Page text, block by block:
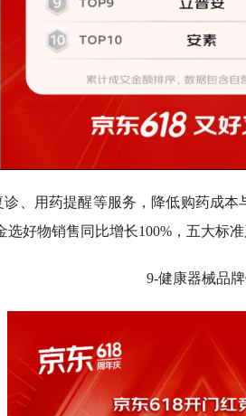
诊、用药提醒等服务，降低购药成
选好物销售同比增长100%，五大标
9-健康器械品